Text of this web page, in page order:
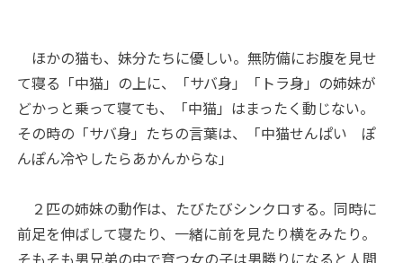
ほかの猫も、妹分たちに優しい。無防備にお腹を見せ
て寝る「中猫」の上に、「サバ身」「トラ身」の姉妹が
どかっと乗って寝ても、「中猫」はまったく動じない。
その時の「サバ身」たちの言葉は、「中猫せんぱい ぽ
んぽん冷やしたらあかんからな」
２匹の姉妹の動作は、たびたびシンクロする。同時に
前足を伸ばして寝たり、一緒に前を見たり横をみたり。
そもそも男兄弟の中で育つ女の子は男勝りになると人間